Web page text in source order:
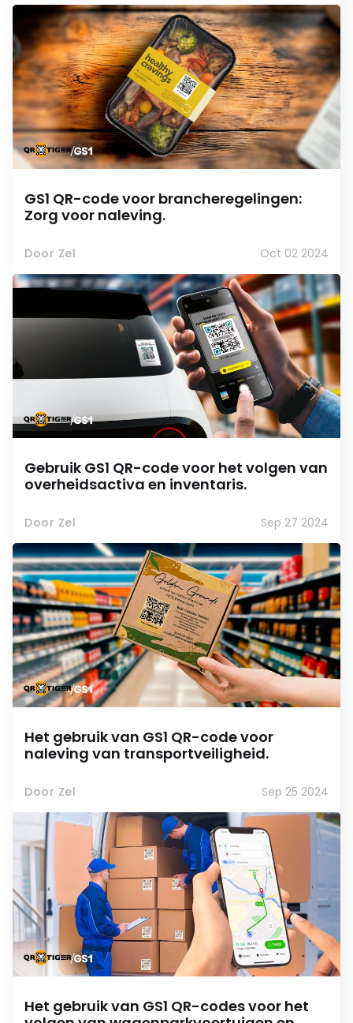
GS1 QR-code voor brancheregelingen:
Zorg voor naleving.
Door Zel Oct 02 2024
Gebruik GS1 QR-code voor het volgen van
overheidsactiva en inventaris.
Door Zel Sep 27 2024
Het gebruik van GS1 QR-code voor
naleving van transportveiligheid.
Door Zel Sep 25 2024
Het gebruik van GS1 QR-codes voor het